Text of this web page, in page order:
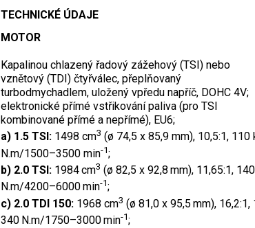
TECHNICKÉ ÚDAJE
MOTOR
Kapalinou chlazený řadový zážehový (TSI) nebo
vznětový (TDI) čtyřválec, přeplňovaný
turbodmychadlem, uložený vpředu napříč, DOHC 4V;
elektronické přímé vstřikování paliva (pro TSI
kombinované přímé a nepřímé), EU6;
a) 1.5 TSI:1498 cm3 (ø 74,5 x 85,9 mm), 10,5:1,
N.m/1500–3500 min-1;
b) 2.0 TSI:1984 cm3 (ø 82,5 x 92,8 mm), 11,65:1,
N.m/4200–6000 min-1;
c) 2.0 TDI 150:1968 cm3 (ø 81,0 x 95,5 mm),
340 N.m/1750–3000 min-1;